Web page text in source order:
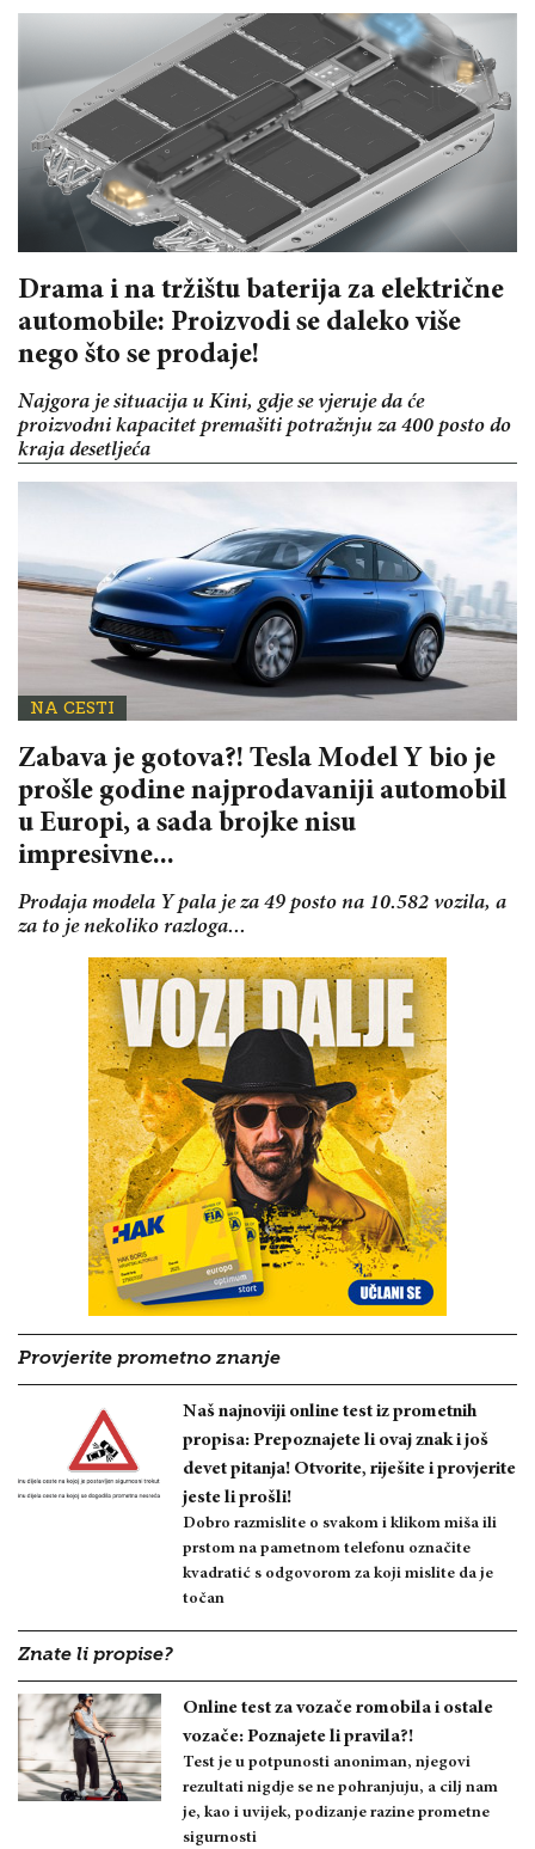
Drama i na tržištu baterija za električne
automobile: Proizvodi se daleko više
nego što se prodaje!
Najgora je situacija u Kini, gdje se vjeruje da će
proizvodni kapacitet premašiti potražnju za 400 posto do
kraja desetljeća
NA CESTI
Zabava je gotova?! Tesla Model Y bio je
prošle godine najprodavaniji automobil
u Europi, a sada brojke nisu
impresivne...
Prodaja modela Y pala je za 49 posto na 10.582 vozila, a
za to je nekoliko razloga...
Provjerite prometno znanje
Naš najnoviji online test iz prometnih
propisa: Prepoznajete li ovaj znak i još
devet pitanja! Otvorite, riješite i provjerite
jeste li prošli!
Dobro razmislite o svakom i klikom miša ili
prstom na pametnom telefonu označite
kvadratić s odgovorom za koji mislite da je
točan
Znate li propise?
Online test za vozače romobila i ostale
vozače: Poznajete li pravila?!
Test je u potpunosti anoniman, njegovi
rezultati nigdje se ne pohranjuju, a cilj nam
je, kao i uvijek, podizanje razine prometne
sigurnosti